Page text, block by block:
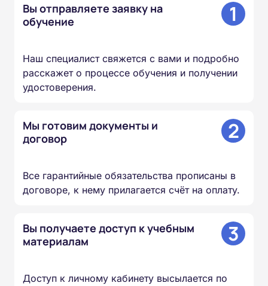
Вы отправляете заявку на
обучение
1
Наш специалист свяжется с вами и подробно
расскажет о процессе обучения и получении
удостоверения.
Мы готовим документы и
договор
2
Все гарантийные обязательства прописаны в
договоре, к нему прилагается счёт на оплату.
Вы получаете доступ к учебным
материалам
3
Доступ к личному кабинету высылается по